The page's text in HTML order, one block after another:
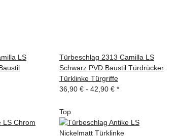
LS
Türbeschlag 2313 Camilla LS
Schwarz PVD Baustil Türdrücker
Türklinke Türgriffe
36,90 € - 42,90 € *
Top